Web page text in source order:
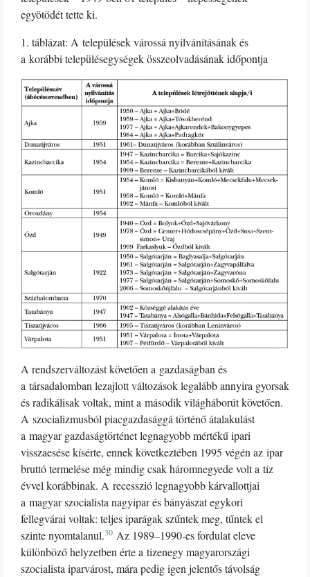
egyötödét tette ki.
1. táblázat: A települések várossá nyilvánításának és
a korábbi településegységek összeolvadásának időpontja
A rendszerváltozást követően a gazdaságban és
a társadalomban lezajlott változások legalább annyira gyorsak
és radikálisak voltak, mint a második világháborút követően.
A szocializmusból piacgazdasággá történő átalakulást
a magyar gazdaságtörténet legnagyobb mértékű ipari
visszaesése kísérte, ennek következtében 1995 végén az ipar
bruttó termelése még mindig csak háromnegyede volt a tíz
évvel korábbinak. A recesszió legnagyobb kárvallottjai
a magyar szocialista nagyipar és bányászat egykori
fellegvárai voltak: teljes iparágak szűntek meg, tűntek el
szinte nyomtalanul.30 Az 1989–1990-es fordulat eleve
különböző helyzetben érte a tizenegy magyarországi
szocialista iparvárost, mára pedig igen jelentős távolság